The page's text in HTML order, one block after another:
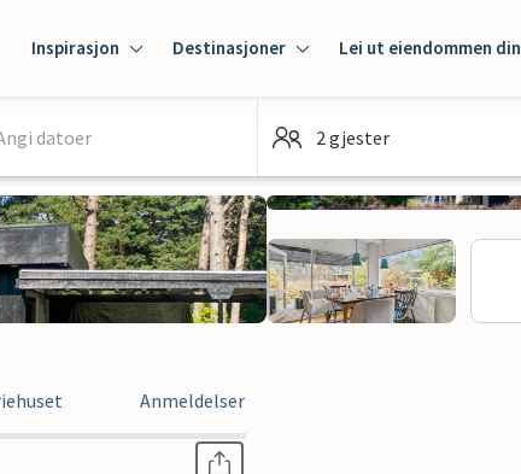
Inspirasjon Destinasjoner Lei ut eiendommen din
datoer 2 gjester
Anmeldelser